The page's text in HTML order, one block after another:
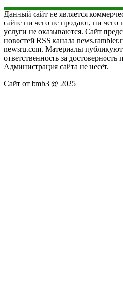
Данный сайт не является
сайте ни чего не продают, ни чего
услуги не оказываются. Сайт
новостей RSS канала
newsru.com. Материалы
ответственность за
Администрация сайта не несёт.
Сайт от bmb3 @ 2025